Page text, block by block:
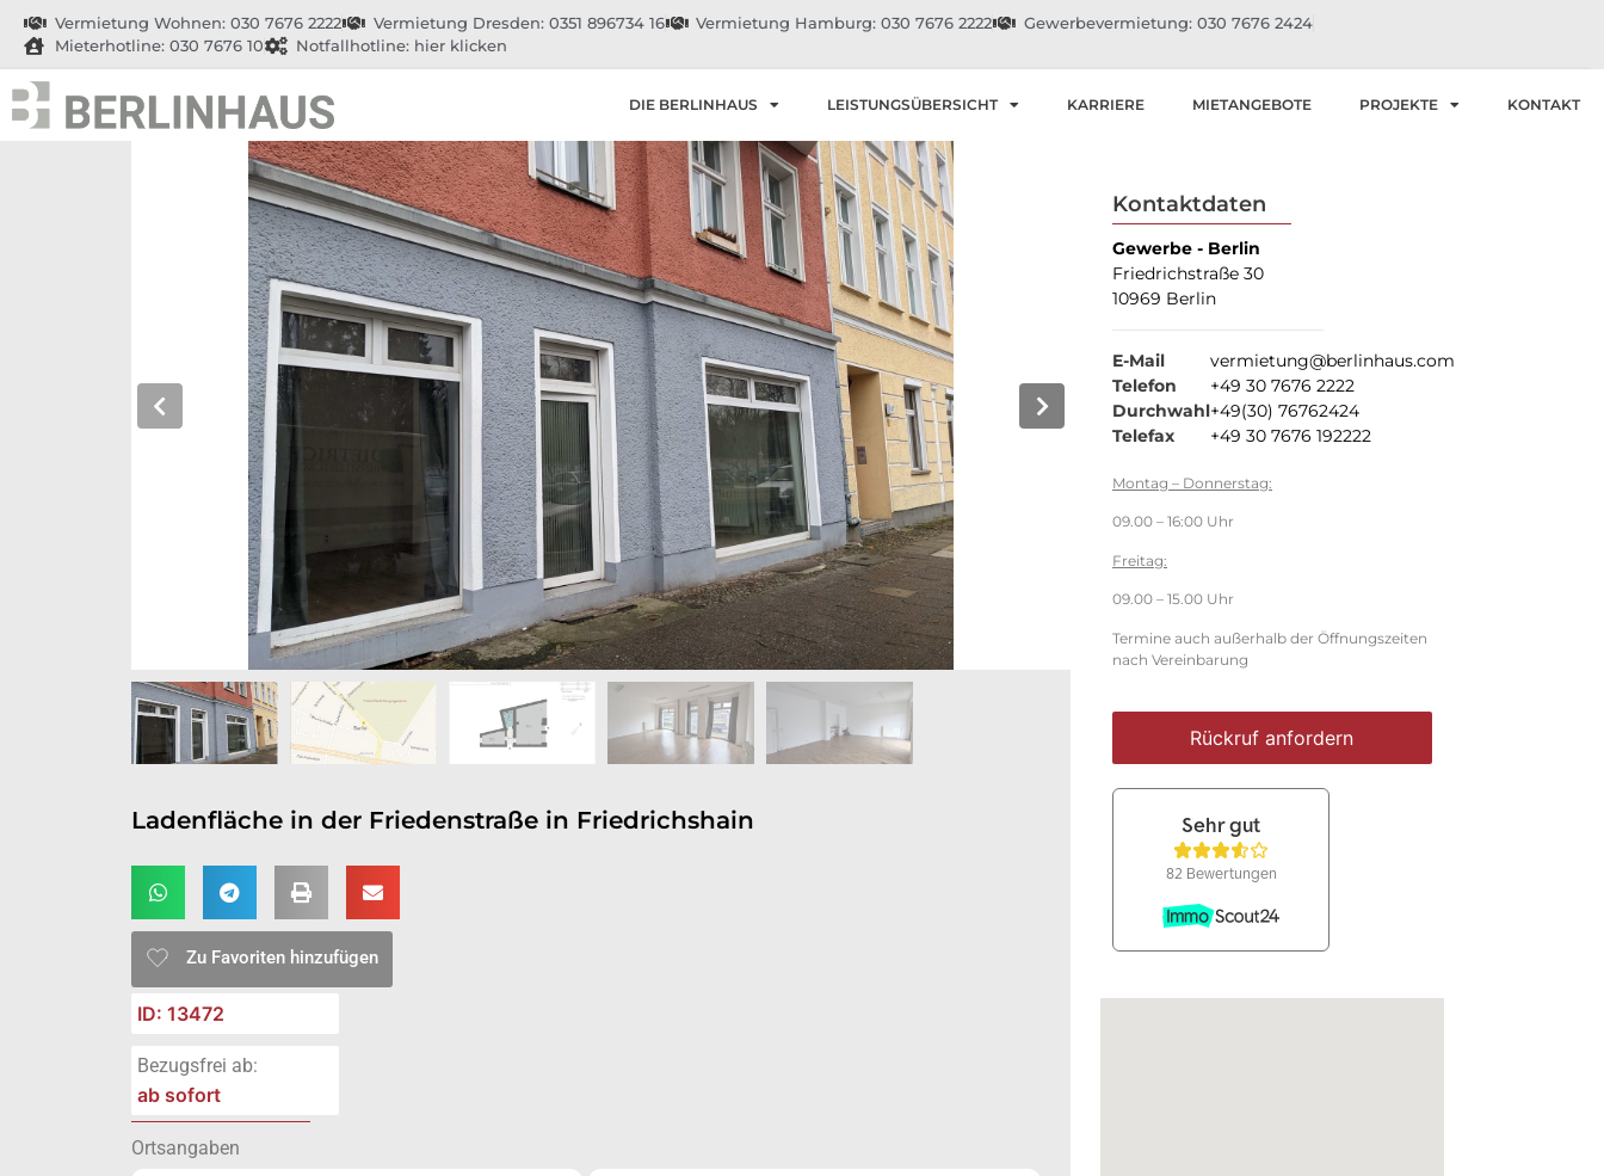
Vermietung Wohnen: 030 7676 2222 Vermietung Dresden: 0351 896734 16 Vermietung Hamburg: 030 7676 2222
Gewerbevermietung: 030 7676 2424
Mieterhotline: 030 7676 10
Notfallhotline: hier klicken
DIE BERLINHAUS LEISTUNGSÜBERSICHT KARRIERE MIETANGEBOTE PROJEKTE KONTAKT
Ladenfläche in der Friedenstraße in Friedrichshain
Zu Favoriten hinzufügen
ID: 13472
Bezugsfrei ab:
ab sofort
Ortsangaben
Kontaktdaten
Gewerbe - Berlin
Friedrichstraße 30
10969 Berlin
E-Mail
vermietung@berlinhaus.com
Telefon
+49 30 7676 2222
Durchwahl+49(30) 76762424
Telefax
+49 30 7676 192222
Montag – Donnerstag:
09.00 – 16:00 Uhr
Freitag:
09.00 – 15.00 Uhr
Termine auch außerhalb der Öffnungszeiten
nach Vereinbarung
Rückruf anfordern